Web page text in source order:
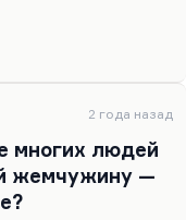
—
поэзии. Это
музыкант.
2 года назад
многих людей
жемчужину —